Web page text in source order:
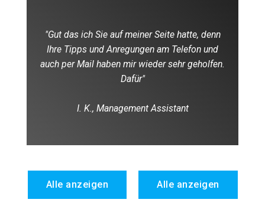
"Gut das ich Sie auf meiner Seite hatte, denn
Ihre Tipps und Anregungen am Telefon und
auch per Mail haben mir wieder sehr geholfen.
Dafür"
I. K., Management Assistant
Alle anzeigen Alle anzeigen